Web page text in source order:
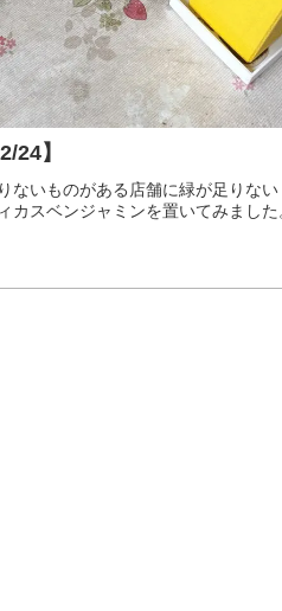
24】
ないものがある店舗に緑が足りな
カスベンジャミンを置いてみまし